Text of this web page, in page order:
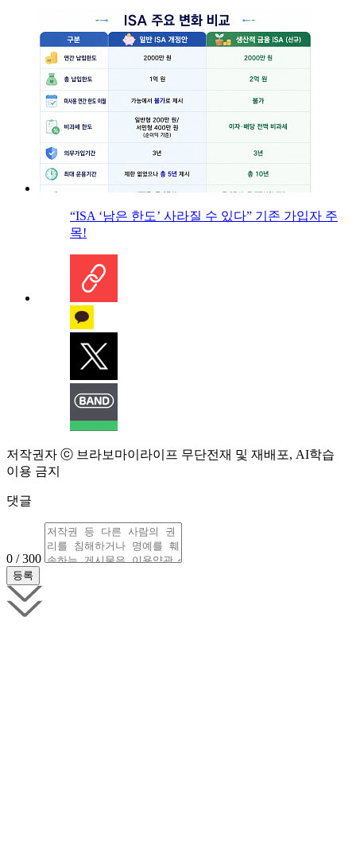
“ISA ‘남은 한도’ 사라질 수 있다” 기존 가입자 주
목!
저작권자 ⓒ 브라보마이라이프 무단전재 및 재배포, AI학습
이용 금지
댓글
0 / 300